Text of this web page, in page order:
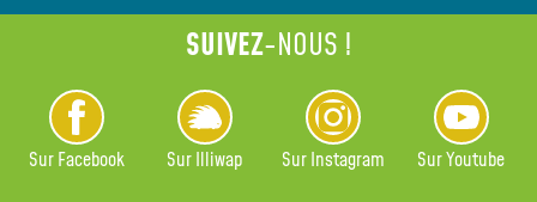
SUIVEZ-NOUS !
Sur Facebook Sur Illiwap Sur Instagram Sur Youtube